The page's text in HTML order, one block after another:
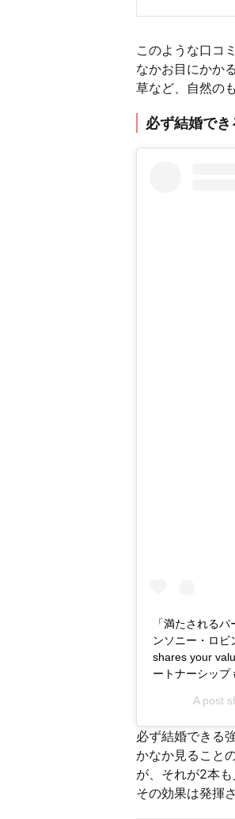
このような口コ
なかお目にかか
草など、自然の
必ず結婚で
「満たされる
ンソニー・ロ
shares your
ートナーシップ
A post
必ず結婚できる
かなか見ること
が、それが2本
その効果は発揮